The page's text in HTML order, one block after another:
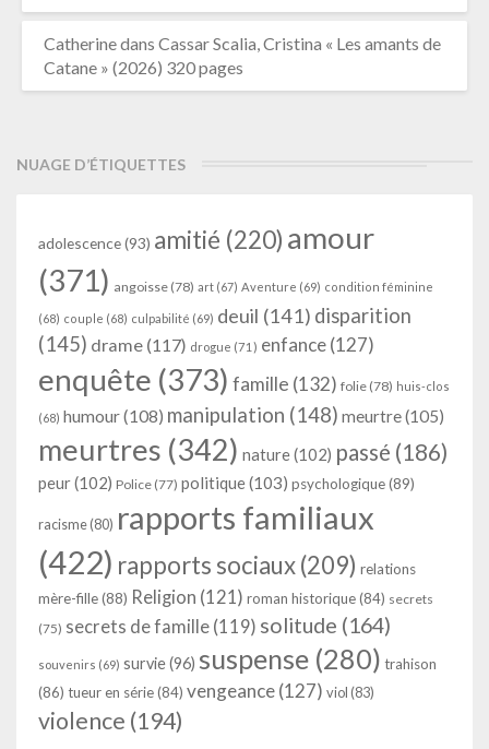
Catherinedans Cassar Scalia, Cristina « Les amants de
Catane » (2026) 320 pages
NUAGE D’ÉTIQUETTES
adolescence(93) amitié (220) amour
(371) angoisse (78) art (67) Aventure (69) condition féminine
(68) couple (68) culpabilité (69) deuil (141) disparition
(145) drame (117) drogue (71) enfance(127)
enquête (373) famille (132) folie (78) huis-clos
(68) humour(108) manipulation (148) meurtre(105)
meurtres (342) nature(102) passé (186)
peur(102) Police (77) politique(103) psychologique(89)
racisme (80) rapports familiaux
(422) rapports sociaux(209) relations
mère-fille(88) Religion (121) roman historique(84) secrets
(75) secrets de famille (119) solitude (164)
souvenirs (69) survie(96) suspense (280) trahison
(86) tueur en série(84) vengeance(127) viol (83)
violence (194)